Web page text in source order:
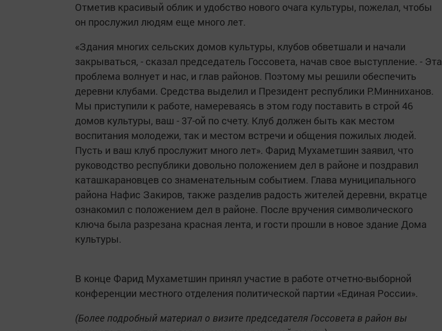
Отметив красивый облик и удобство нового очага культуры, пожелал, чтобы
он прослужил людям еще много лет.
«Здания многих сельских домов культуры, клубов обветшали и начали
закрываться, - сказал председатель Госсовета, начав свое выступление. - Эта
проблема волнует и нас, и глав районов. Поэтому мы решили обеспечить
деревни клубами. Средства выделил и Президент республики Р.Минниханов.
Мы приступили к работе, намереваясь в этом году поставить в строй 46
домов культуры, ваш - 37-ой по счету. Клуб должен быть как местом
воспитания молодежи, так и местом встречи и общения пожилых людей.
Пусть и ваш клуб прослужит много лет». Фарид Мухаметшин заявил, что
руководство республики довольно положением дел в районе и поздравил
каташкарановцев со знаменательным событием. Глава муниципального
района Нафис Закиров, также разделив радость жителей деревни, вкратце
ознакомил с положением дел в районе. После вручения символического
ключа была разрезана красная лента, и гости прошли в новое здание Дома
культуры.
В конце Фарид Мухаметшин принял участие в работе отчетно-выборной
конференции местного отделения политической партии «Единая России».
(Более подробный материал о визите председателя Госсовета в район вы